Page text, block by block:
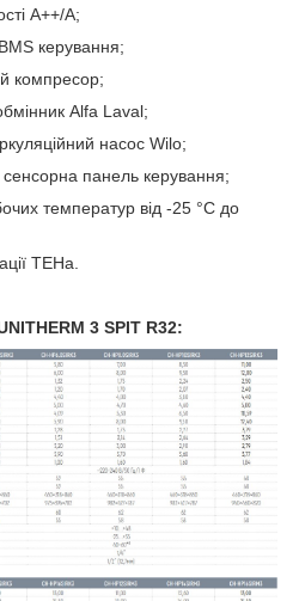
А++/А;
керування;
компресор;
Alfa Laval;
насос Wilo;
панель керування;
температур від -25 °C до
ТЕНа.
3 SPIT R32: